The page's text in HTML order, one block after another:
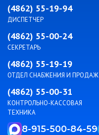
(4862) 55-19-94
ДИСПЕТЧЕР
(4862) 55-00-24
СЕКРЕТАРЬ
(4862) 55-19-19
ОТДЕЛ СНАБЖЕНИЯ И ПРОДАЖ
(4862) 55-00-31
КОНТРОЛЬНО-КАССОВАЯ
ТЕХНИКА
8-915-500-84-59